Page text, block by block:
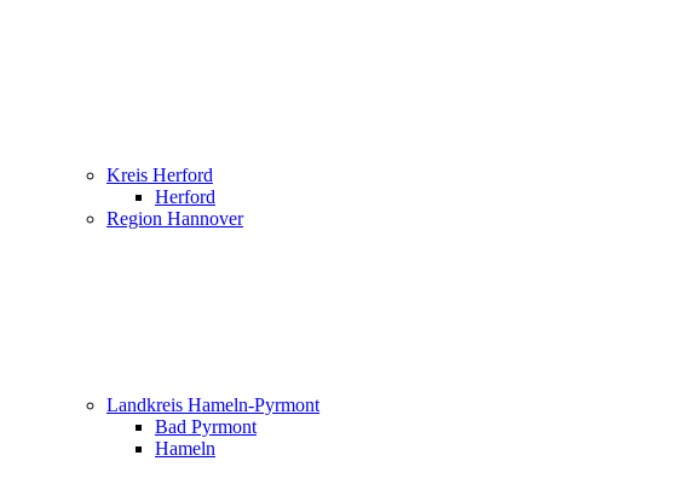
Kreis Herford
Herford
Region Hannover
Landkreis Hameln-Pyrmont
Bad Pyrmont
Hameln